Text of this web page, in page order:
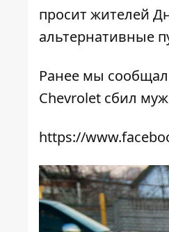
просит жителей
альтернативные
Ранее мы
Chevrolet сбил
https://